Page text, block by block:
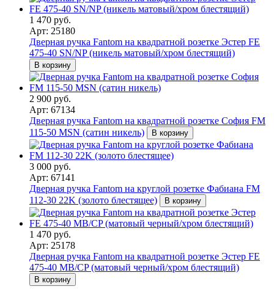
1 470 руб.
Арт: 25180
Дверная ручка Fantom на квадратной розетке Эстер FE
475-40 SN/NP (никель матовый/хром блестящий)
В корзину
2 900 руб.
Арт: 67134
Дверная ручка Fantom на квадратной розетке София FM
115-50 MSN (сатин никель)
В корзину
3 000 руб.
Арт: 67141
Дверная ручка Fantom на круглой розетке Фабиана FM
112-30 22K (золото блестящее)
В корзину
1 470 руб.
Арт: 25178
Дверная ручка Fantom на квадратной розетке Эстер FE
475-40 MB/CP (матовый черный/хром блестящий)
В корзину